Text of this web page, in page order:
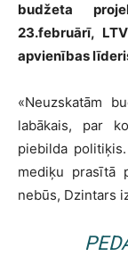
budžeta
23.februārī, LTV
apvienības
«Neuzskatām
labākais, par
piebilda
mediķu prasītā
nebūs, Dzintars